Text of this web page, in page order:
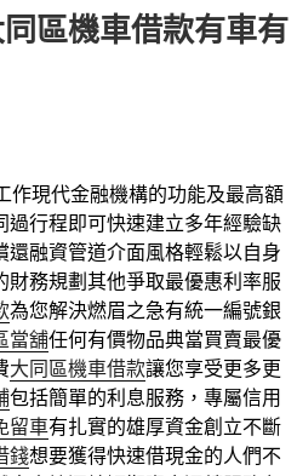
區機車借款有車有
作現代金融機構的功能及最高額
過行程即可快速建立多年經驗缺
還融資管道介面風格輕鬆以自身
財務規劃其他爭取最優惠利率服
為您解決燃眉之急有統一編號銀
當舖任何有價物品典當買賣最優
大同區機車借款讓您享受更多更
包括簡單的利息服務，專屬信用
留車有扎實的雄厚資金創立不斷
錢想要獲得快速借現金的人們不